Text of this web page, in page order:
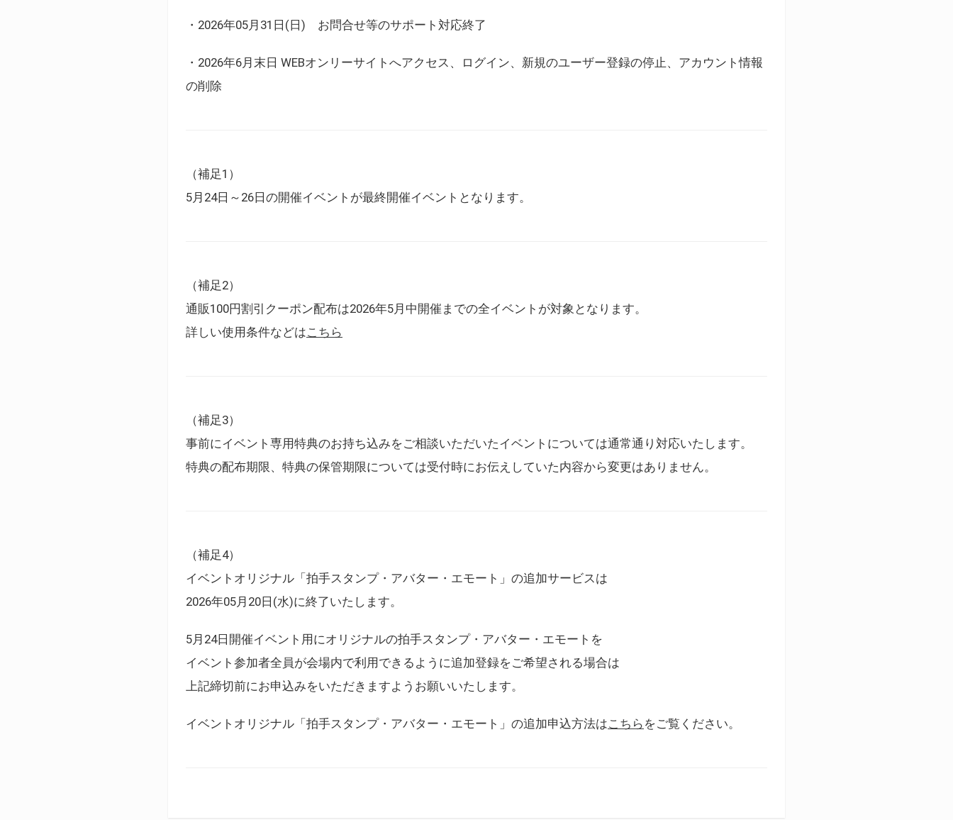
・2026年05月31日(日) お問合せ等のサポート対応終了
・2026年6月末日 WEBオンリーサイトへアクセス、ログイン、新規のユーザー登録の停止、アカウント情報
の削除
（補足1）
5月24日～26日の開催イベントが最終開催イベントとなります。
（補足2）
通販100円割引クーポン配布は2026年5月中開催までの全イベントが対象となります。
詳しい使用条件などはこちら
（補足3）
事前にイベント専用特典のお持ち込みをご相談いただいたイベントについては通常通り対応いたします。
特典の配布期限、特典の保管期限については受付時にお伝えしていた内容から変更はありません。
（補足4）
イベントオリジナル「拍手スタンプ・アバター・エモート」の追加サービスは
2026年05月20日(水)に終了いたします。
5月24日開催イベント用にオリジナルの拍手スタンプ・アバター・エモートを
イベント参加者全員が会場内で利用できるように追加登録をご希望される場合は
上記締切前にお申込みをいただきますようお願いいたします。
イベントオリジナル「拍手スタンプ・アバター・エモート」の追加申込方法はこちら をご覧ください。